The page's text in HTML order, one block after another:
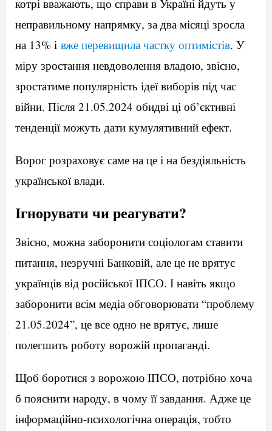
котрі вважають, що справи в Україні йдуть у
неправильному напрямку, за два місяці зросла
на 13% і вже перевищила частку оптимістів. У
міру зростання невдоволення владою, звісно,
зростатиме популярність ідеї виборів під час
війни. Після 21.05.2024 обидві ці об’єктивні
тенденції можуть дати кумулятивний ефект.
Ворог розраховує саме на це і на бездіяльність
української влади.
Ігнорувати чи реагувати?
Звісно, можна заборонити соціологам ставити
питання, незручні Банковій, але це не врятує
українців від російської ІПСО. І навіть якщо
заборонити всім медіа обговорювати “проблему
21.05.2024”, це все одно не врятує, лише
полегшить роботу ворожій пропаганді.
Щоб боротися з ворожою ІПСО, потрібно хоча
б пояснити народу, в чому її завдання. Адже це
інформаційно-психологічна операція, тобто